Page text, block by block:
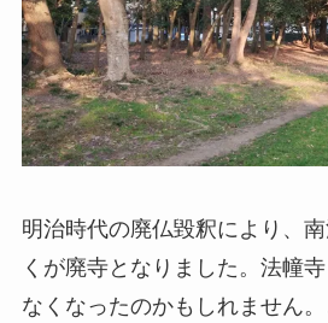
明治時代の廃仏毀釈により、
くが廃寺となりました。法幢
なくなったのかもしれません